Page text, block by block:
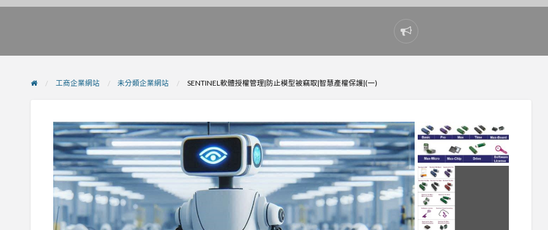
Report
problem
工商企業網站 未分類企業網站 SENTINEL軟體授權管理|防止模型被竊取|智慧產權保護|(一)